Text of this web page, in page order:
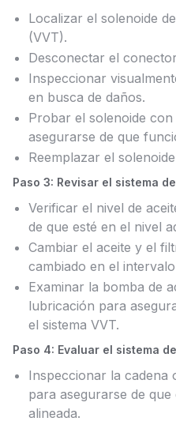
Localizar el solenoide
(VVT).
Desconectar el
Inspeccionar
en busca de daños.
Probar el solenoide
asegurarse de que
Reemplazar el
Paso 3: Revisar el sistema
Verificar el nivel de
de que esté en el nivel
Cambiar el aceite y el
cambiado en el
Examinar la bomba de
lubricación para
el sistema VVT.
Paso 4: Evaluar el sistema
Inspeccionar la cadena
para asegurarse de
alineada.